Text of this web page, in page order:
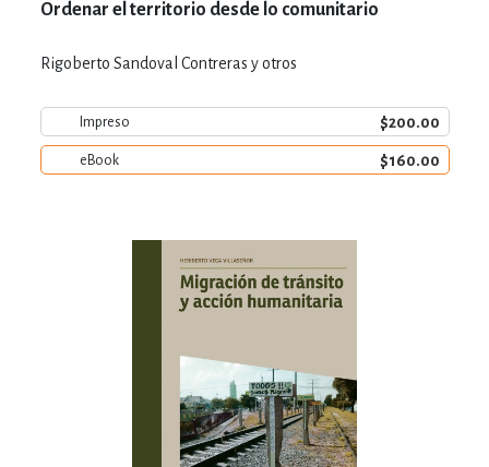
Ordenar el territorio desde lo comunitario
Rigoberto Sandoval Contreras y otros
Impreso $200.00
eBook $160.00